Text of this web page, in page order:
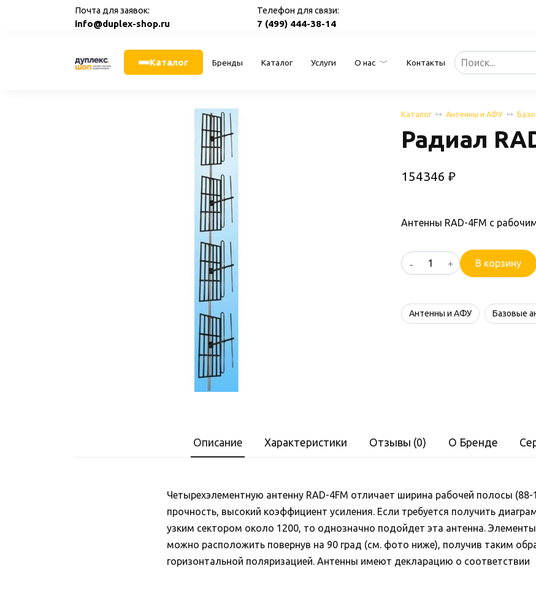
Почта для заявок:
info@duplex-shop.ru
Телефон для связи:
7 (499) 444-38-14
Каталог Бренды Каталог Услуги О нас Контакты
Search
for:
Каталог Антенны и АФУ
Радиал
154346 ₽
Антенны RAD-4FM с
Количество
товара
RAD-
4FM
В корзину
Антенны и АФУ Базовые
Описание Характеристики Отзывы (0) О Бренде
Четырехэлементную антенну RAD-4FM отличает ширина рабочей полосы
прочность, высокий коэффициент усиления. Если требуется получить
узким сектором около 1200, то однозначно подойдет эта антенна.
можно расположить повернув на 90 град (см. фото ниже), получив таким
горизонтальной поляризацией. Антенны имеют декларацию о соответствии